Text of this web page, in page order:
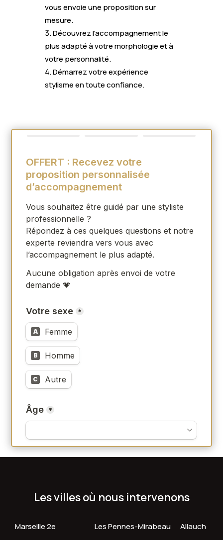
vous envoie une proposition sur
mesure.
Découvrez l’accompagnement le
plus adapté à votre morphologie et à
votre personnalité.
Démarrez votre expérience
stylisme en toute confiance.
Les villes où nous intervenons
Marseille 2e Les Pennes-Mirabeau Allauch